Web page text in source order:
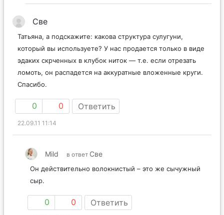
Све
Татьяна, а подскажите: какова структура сулугуни,
который вы используете? У нас продается только в виде
эдаких скрченных в клубок ниток — т.е. если отрезать
ломоть, он распадется на аккуратные вложенные круги.
Спасибо.
0 0 Ответить
22.09.11 11:14
Mild в ответ Све
Он действительно волокнистый – это же сычужный
сыр.
0 0 Ответить